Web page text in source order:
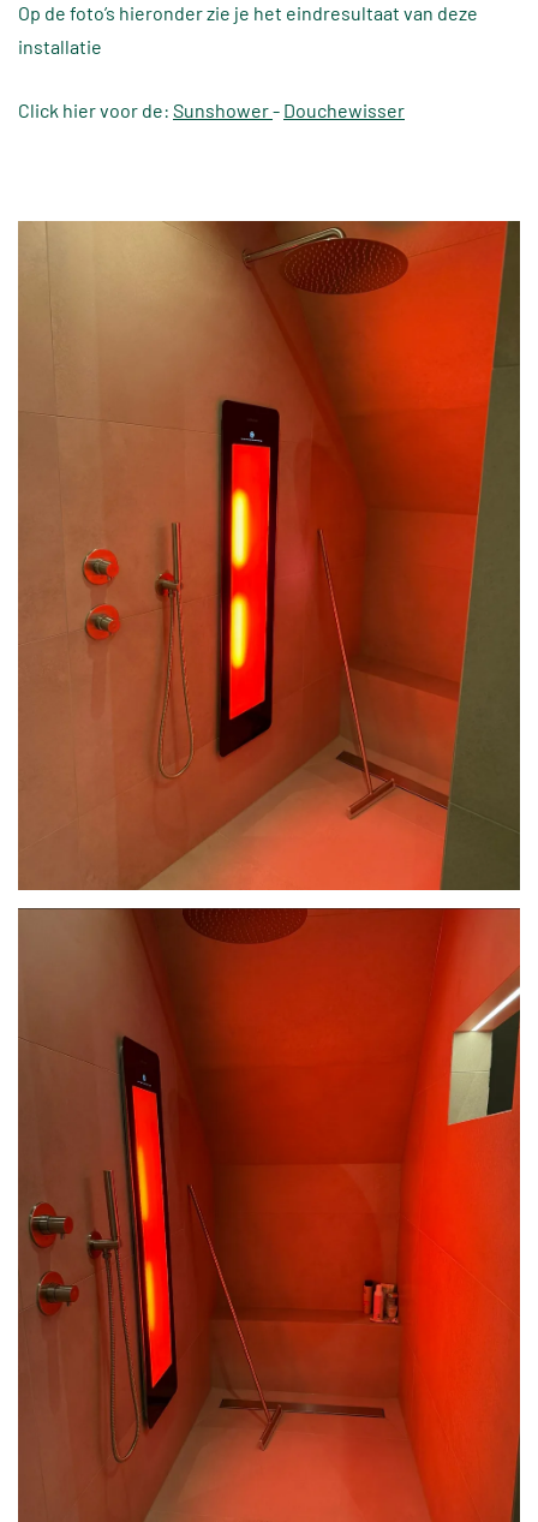
Op de foto’s hieronder zie je het eindresultaat van deze
installatie
Click hier voor de: Sunshower- Douchewisser